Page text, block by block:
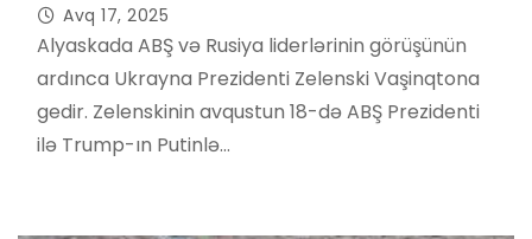
Avq 17, 2025
Alyaskada ABŞ və Rusiya liderlərinin görüşünün
ardınca Ukrayna Prezidenti Zelenski Vaşinqtona
gedir. Zelenskinin avqustun 18-də ABŞ Prezidenti
ilə Trump-ın Putinlə…